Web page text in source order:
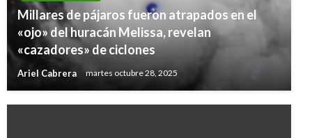
Millares de pájaros fueron atrapados en el
«ojo» del huracán Melissa, revelan
«cazadores» de ciclones
Ariel Cabrera martes octubre 28, 2025